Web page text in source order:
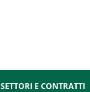
SETTORI E CONTRATTI